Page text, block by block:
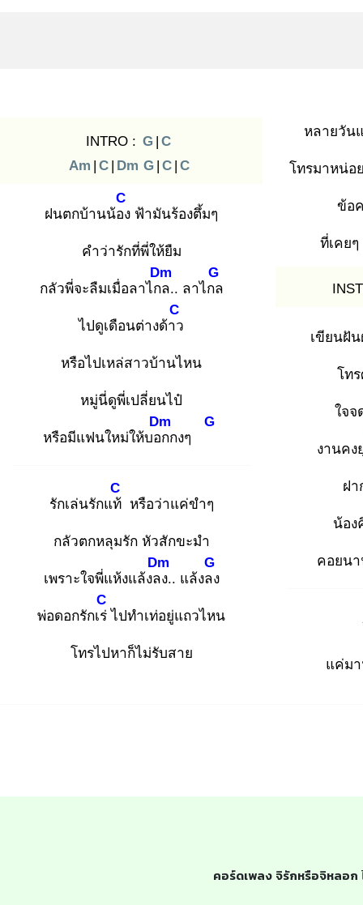
INTRO : G | C
Am | C | Dm G | C | C
ฝนตกบ้านน้อง
C
ฟ้ามันร้องตึ้มๆ
คำว่ารักที่พี่ให้ยืม
กลัวพี่จะลืมเมื่อลาไกล
Dm
.. ลาไกล
G
ไปดูเดือนต่างด้าว
C
หรือไปเหล่สาวบ้านไหน
หมู่นี่ดูพี่เปลี่ยนไป๋
หรือมีแฟนใหม่ให้บอก
Dm
กงๆ
G
รักเล่นรักแท้
C
หรือว่าแค่ขำๆ
กลัวตกหลุมรัก หัวสักขะมำ
เพราะใจพี่แห้งแล้งลง
Dm
.. แล้งลง
G
พ่อดอกรักเร่
C
ไปทำเท่อยู่แถวไหน
โทรไปหาก็ไม่รับสาย
หลายวัน
โทรมาหน่อ
ข้อ
ที่เคย
เขียนฝั
โท
ใจจ
งานคง
ฝา
น้อง
คอยนา
แค่ม
คอร์ดเพลง จิรักหรือจิหลอก